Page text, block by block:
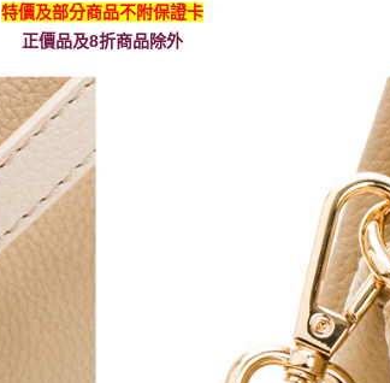
特價及部分商品不附保證卡
正價品及8折商品除外